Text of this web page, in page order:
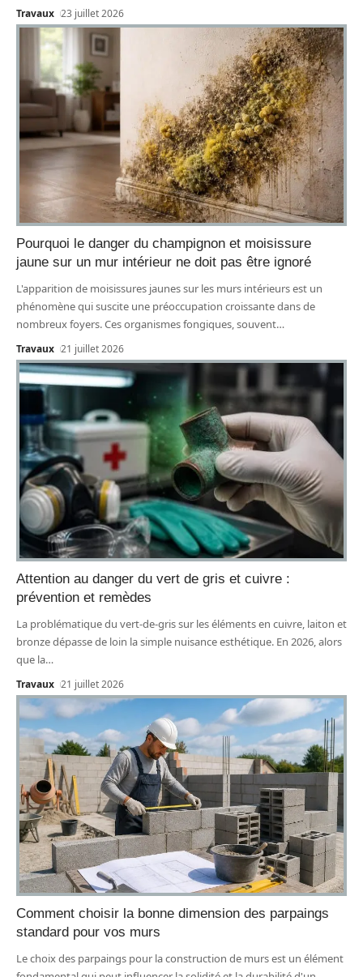
Travaux 23 juillet 2026
Pourquoi le danger du champignon et moisissure
jaune sur un mur intérieur ne doit pas être ignoré
L'apparition de moisissures jaunes sur les murs intérieurs est un
phénomène qui suscite une préoccupation croissante dans de
nombreux foyers. Ces organismes fongiques, souvent…
Travaux 21 juillet 2026
Attention au danger du vert de gris et cuivre :
prévention et remèdes
La problématique du vert-de-gris sur les éléments en cuivre, laiton et
bronze dépasse de loin la simple nuisance esthétique. En 2026, alors
que la…
Travaux 21 juillet 2026
Comment choisir la bonne dimension des parpaings
standard pour vos murs
Le choix des parpaings pour la construction de murs est un élément